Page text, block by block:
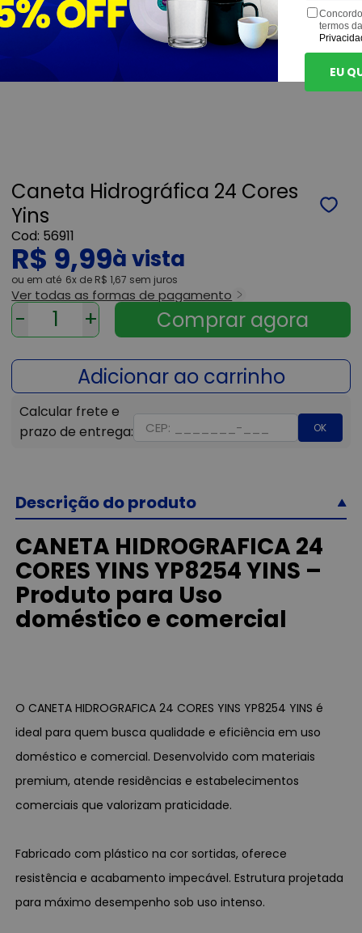
Caneta Hidrográfica 24 Cores
Yins
56911
R$ 9,99
ou 6x de R$ 1,67 sem juros
Ver todas as formas de pagamento
- +
OK
Descrição do produto
CANETA HIDROGRAFICA 24
CORES YINS YP8254 YINS –
Produto para Uso
doméstico e comercial
O CANETA HIDROGRAFICA 24 CORES YINS YP8254 YINS é
ideal para quem busca qualidade e eficiência em uso
doméstico e comercial. Desenvolvido com materiais
premium, atende residências e estabelecimentos
comerciais que valorizam praticidade.
Fabricado com plástico na cor sortidas, oferece
resistência e acabamento impecável. Estrutura projetada
para máximo desempenho sob uso intenso.
termos
EU